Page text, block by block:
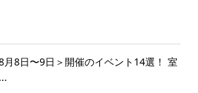
月8日〜9日＞開催のイベント14選！ 室